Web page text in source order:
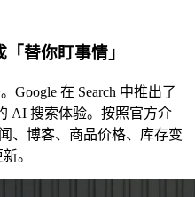
替你盯事情」
Google 在 Search 中推出了
AI 搜索体验。按照官方介
、博客、商品价格、库存变
。